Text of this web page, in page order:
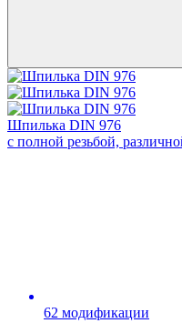
Шпилька DIN 976
с полной резьбой,
62 модификации